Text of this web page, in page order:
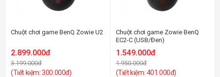
Chuột chơi game BenQ Zowie U2
2.899.000đ
3.199.000đ
(Tiết kiệm: 300.000đ)
Chuột chơi game Zowie BenQ
EC2-C (USB/Đen)
1.549.000đ
1.950.000đ
(Tiết kiệm: 401.000đ)